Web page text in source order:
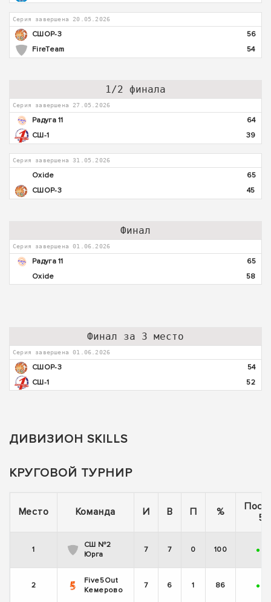
Серия завершена 20.05.2026
СШОР-3
56
FireTeam
54
1/2 финала
Серия завершена 27.05.2026
Радуга 11
64
СШ-1
39
Серия завершена 31.05.2026
Oxide
65
СШОР-3
45
Финал
Серия завершена 01.06.2026
Радуга 11
65
Oxide
58
Финал за 3 место
Серия завершена 01.06.2026
СШОР-3
54
СШ-1
52
ДИВИЗИОН SKILLS
КРУГОВОЙ ТУРНИР
Место Команда И В П %
5
1
СШ №2
Юрга
7 7 0 100 +
2
Five5Out
Кемерово
7 6 1 86 +